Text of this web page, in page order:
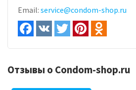
Email: service@condom-shop.ru
Отзывы о Condom-shop.ru